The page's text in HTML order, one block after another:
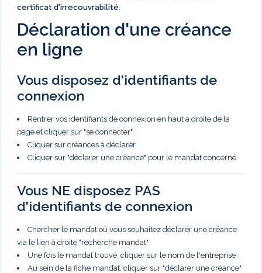
certificat d'irrecouvrabilité.
Déclaration d'une créance
en ligne
Vous disposez d'identifiants de
connexion
Rentrer vos identifiants de connexion en haut a droite de la
page et cliquer sur "se connecter"
Cliquer sur créances à déclarer
Cliquer sur "déclarer une créance" pour le mandat concerné
Vous NE disposez PAS
d'identifiants de connexion
Chercher le mandat où vous souhaitez déclarer une créance
via le lien à droite "recherche mandat"
Une fois le mandat trouvé, cliquer sur le nom de l'entreprise
Au sein de la fiche mandat, cliquer sur "déclarer une créance"